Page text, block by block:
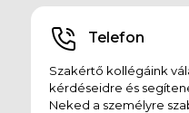
Telefon
Szakértő kollégáink
kérdéseidre és
Neked a személyre